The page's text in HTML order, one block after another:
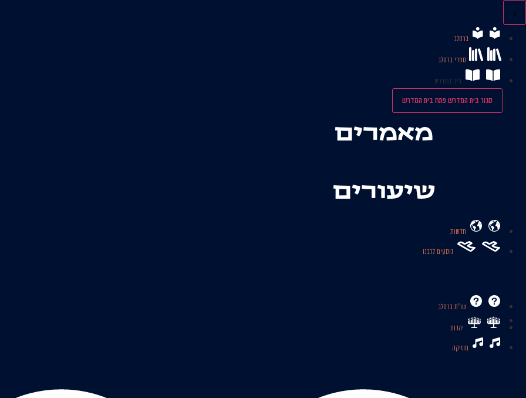
לתוכן
ברסלב
ספרי ברסלב
בית המדרש
סגור בית המדרשפתח בית המדרש
מאמרים
שיעורים
חדשות
נוסעים לרבנו
שו’’ת ברסלב
יהדות
מוזיקה